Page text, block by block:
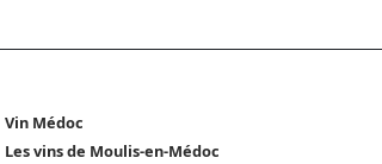
Vin Médoc
Les vins de Moulis-en-Médoc